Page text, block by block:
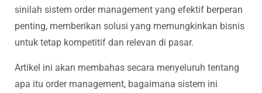
sinilah sistem order management yang efektif berperan
penting, memberikan solusi yang memungkinkan bisnis
untuk tetap kompetitif dan relevan di pasar.
Artikel ini akan membahas secara menyeluruh tentang
apa itu order management, bagaimana sistem ini